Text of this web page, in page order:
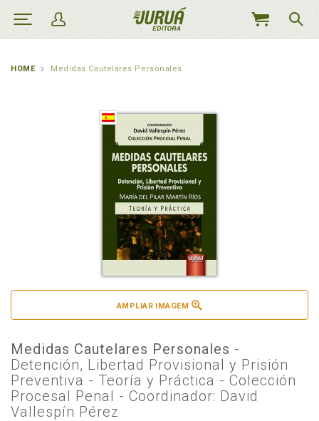
MEU
HOME Medidas Cautelares Personales
AMPLIAR IMAGEM
Medidas Cautelares Personales -
Detención, Libertad Provisional y Prisión
Preventiva - Teoría y Práctica - Colección
Procesal Penal - Coordinador: David
Vallespín Pérez